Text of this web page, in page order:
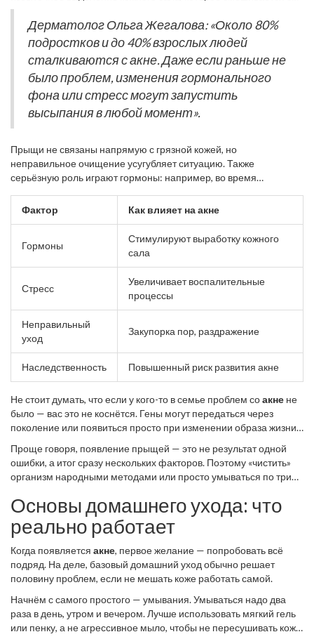
омертвевшими клетками и закупоривает поры. Когда эта
"закупорка" подхватывается бактериями Cutibacterium acnes
(её раньше называли Propionibacterium acnes), появляется
воспаление — тот самый красный или болезненный прыщ.
Дерматолог Ольга Жегалова: «Около 80%
подростков и до 40% взрослых людей
сталкиваются с акне. Даже если раньше не
было проблем, изменения гормонального
фона или стресс могут запустить
высыпания в любой момент».
Прыщи не связаны напрямую с грязной кожей, но
неправильное очищение усугубляет ситуацию. Также
серьёзную роль играют гормоны: например, во время
или принимая некоторые препараты, уровень андрогенов
растёт, усиливая работу сальных желез. В таких условиях акне
Фактор Как влияет на акне
Гормоны
Стимулируют выработку кожного
сала
Стресс
Увеличивает воспалительные
процессы
Неправильный
уход
Закупорка пор, раздражение
Наследственность Повышенный риск развития акне
Не стоит думать, что если у кого-то в семье проблем соакне не
было — вас это не коснётся. Гены могут передаться через
поколение или появиться просто при изменении образа жизни.
чем у сельских, из-за большего стресса и загрязнённости
воздуха.
Проще говоря, появление прыщей — это не результат одной
ошибки, а итог сразу нескольких факторов. Поэтому «чистить»
организм народными методами или просто умываться по три
в комплексе.
Основы домашнего ухода: что
реально работает
Когда появляется акне, первое желание — попробовать всё
подряд. На деле, базовый домашний уход обычно решает
половину проблем, если не мешать коже работать самой.
Начнём с самого простого — умывания. Умываться надо два
раза в день, утром и вечером. Лучше использовать мягкий гель
или пенку, а не агрессивное мыло, чтобы не пересушивать кожу.